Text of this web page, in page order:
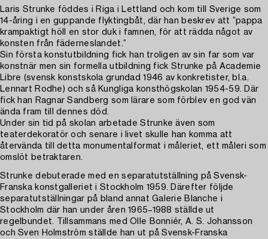
Laris Strunke föddes i Riga i Lettland och kom till Sverige som
14-åring i en guppande flyktingbåt, där han beskrev att ”pappa
krampaktigt höll en stor duk i famnen, för att rädda något av
konsten från fäderneslandet.”
Sin första konstutbildning fick han troligen av sin far som var
konstnär men sin formella utbildning fick Strunke på Academie
Libre (svensk konstskola grundad 1946 av konkretister, bl.a.
Lennart Rodhe) och så Kungliga konsthögskolan 1954-59. Där
fick han Ragnar Sandberg som lärare som förblev en god vän
ända fram till dennes död.
Under sin tid på skolan arbetade Strunke även som
teaterdekoratör och senare i livet skulle han komma att
återvända till detta monumentalformat i måleriet, ett måleri som
omslöt betraktaren.
Strunke debuterade med en separatutställning på Svensk-
Franska konstgalleriet i Stockholm 1959. Därefter följde
separatutställningar på bland annat Galerie Blanche i
Stockholm där han under åren 1965–1988 ställde ut
regelbundet. Tillsammans med Olle Bonniér, A. S. Johansson
och Sven Holmström ställde han ut på Svensk-Franska